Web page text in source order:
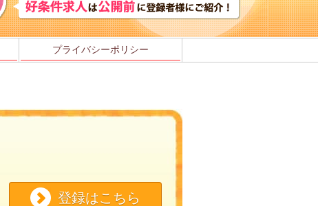
プライバシーポリシー
登録はこちら